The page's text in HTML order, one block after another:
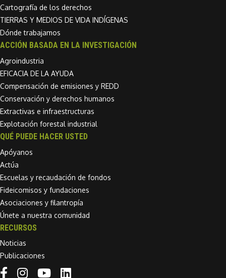
Cartografía de los derechos
TIERRAS Y MEDIOS DE VIDA INDÍGENAS
Dónde trabajamos
ACCIÓN BASADA EN LA INVESTIGACIÓN
Agroindustria
EFICACIA DE LA AYUDA
Compensación de emisiones y REDD
Conservación y derechos humanos
Extractivas e infraestructuras
Explotación forestal industrial
QUÉ PUEDE HACER USTED
Apóyanos
Actúa
Escuelas y recaudación de fondos
Fideicomisos y fundaciones
Asociaciones y filantropía
Únete a nuestra comunidad
RECURSOS
Noticias
Publicaciones
Linkedin link